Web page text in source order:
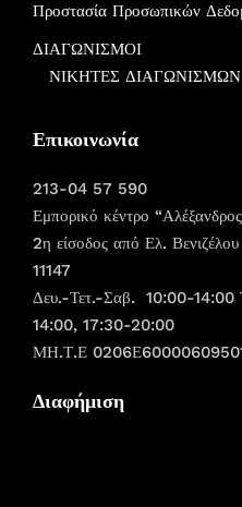
Προστασία Προσωπικών
ΔΙΑΓΩΝΙΣΜΟΙ
ΝΙΚΗΤΕΣ ΔΙΑΓΩΝΙΣΜΩΝ
Επικοινωνία
213-04 57 590
Εμπορικό κέντρο
2η είσοδος από Ελ.
11147
Δευ.-Τετ.-Σαβ. 10:00-
14:00, 17:30-20:00
ΜΗ.Τ.Ε
Διαφήμιση